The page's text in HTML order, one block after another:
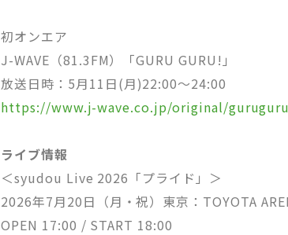
初オンエア
J-WAVE（81.3FM）「GURU GURU!」
放送日時：5月11日(月)22:00〜24:00
https://www.j-wave.co.jp/original/
ライブ情報
＜syudou Live 2026「プライド」＞
2026年7月20日（月・祝）東京：TOYOTA
OPEN 17:00 / START 18:00